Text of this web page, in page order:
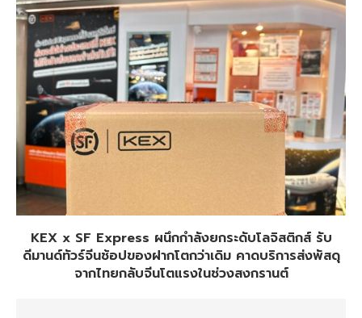
KEX x SF Express ผนึกกำลังยกระดับโลจิสติกส์ รับ
ดีมานด์ทัวร์จีนช้อปของฝากโตกว่าเดิม คาดบริการส่งพัสดุ
จากไทยกลับจีนโตแรงในช่วงสงกรานต์